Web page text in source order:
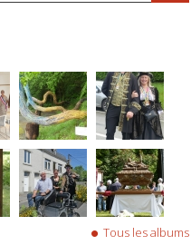
Tous les albums